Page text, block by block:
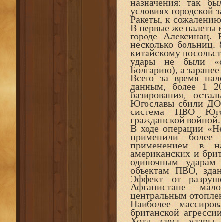
назначения: так
условиях городской
Ракеты, к
В первые же налеты
городе
несколько
китайскому
удары не были
Болгарию), а
Всего за время
данным, более 1
базирования,
Югославы сбили ДО
система ПВО
гражданской войной.
В ходе операции
применили
применением в
американских и
одиночным
объектам ПВО,
Эффект от
Афганистане
центральным
Наиболее
британской